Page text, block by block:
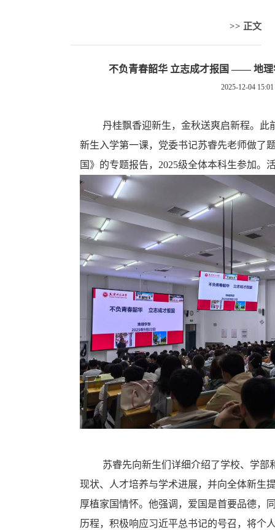
>> 正文
不负青春韶华 立志成才报国 —— 地理
2025-12-04 15:01
丹桂飘香迎新生，金秋送爽启新程。此
新生入学第一课，党委书记苏睿先老师做了
国》的专题报告， 2025级全体本科生参加。
苏睿先向新生们详细介绍了学校、学
现状、人才培养与学术进展，并向全体新生
厚植家国情怀。他强调，爱国是首要品德，
历程，积极响应习近平总书记的号召，将个